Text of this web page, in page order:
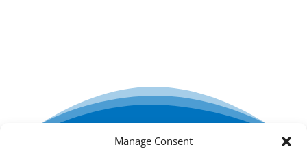
Manage Consent
Creada por ESTEL-FARMA SL